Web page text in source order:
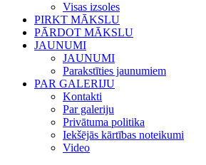
Visas izsoles
PIRKT MĀKSLU
PĀRDOT MĀKSLU
JAUNUMI
JAUNUMI
Parakstīties jaunumiem
PAR GALERIJU
Kontakti
Par galeriju
Privātuma politika
Iekšējās kārtības noteikumi
Video